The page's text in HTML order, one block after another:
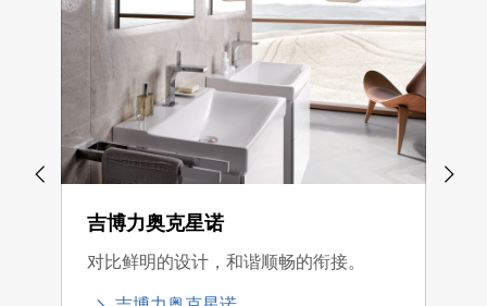
吉博力奥克星诺
对比鲜明的设计，和谐顺畅的衔接。